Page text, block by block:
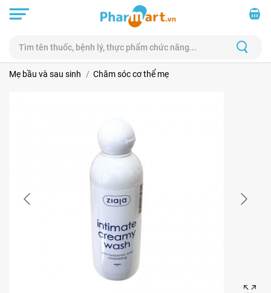
Mẹ bầu và sau sinh Chăm sóc cơ thể mẹ